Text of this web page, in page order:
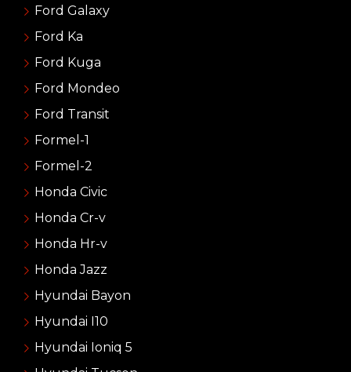
Ford Galaxy
Ford Ka
Ford Kuga
Ford Mondeo
Ford Transit
Formel-1
Formel-2
Honda Civic
Honda Cr-v
Honda Hr-v
Honda Jazz
Hyundai Bayon
Hyundai I10
Hyundai Ioniq 5